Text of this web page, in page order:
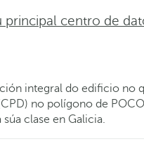
centro de
integral do edificio no
no polígono de
clase en Galicia.